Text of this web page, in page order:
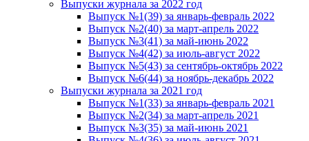
Выпуски журнала за 2022 год
Выпуск №1(39) за январь-февраль 2022
Выпуск №2(40) за март-апрель 2022
Выпуск №3(41) за май-июнь 2022
Выпуск №4(42) за июль-август 2022
Выпуск №5(43) за сентябрь-октябрь 2022
Выпуск №6(44) за ноябрь-декабрь 2022
Выпуски журнала за 2021 год
Выпуск №1(33) за январь-февраль 2021
Выпуск №2(34) за март-апрель 2021
Выпуск №3(35) за май-июнь 2021